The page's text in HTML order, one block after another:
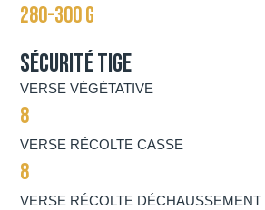
280-300 G
Sécurité tige
VERSE VÉGÉTATIVE
8
VERSE RÉCOLTE CASSE
8
VERSE RÉCOLTE DÉCHAUSSEMENT